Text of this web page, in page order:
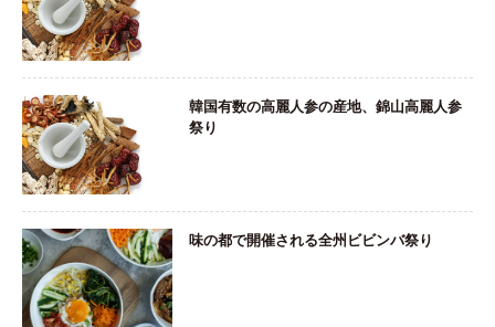
韓国有数の高麗人参の産地、錦山高麗人参
祭り
味の都で開催される全州ビビンバ祭り